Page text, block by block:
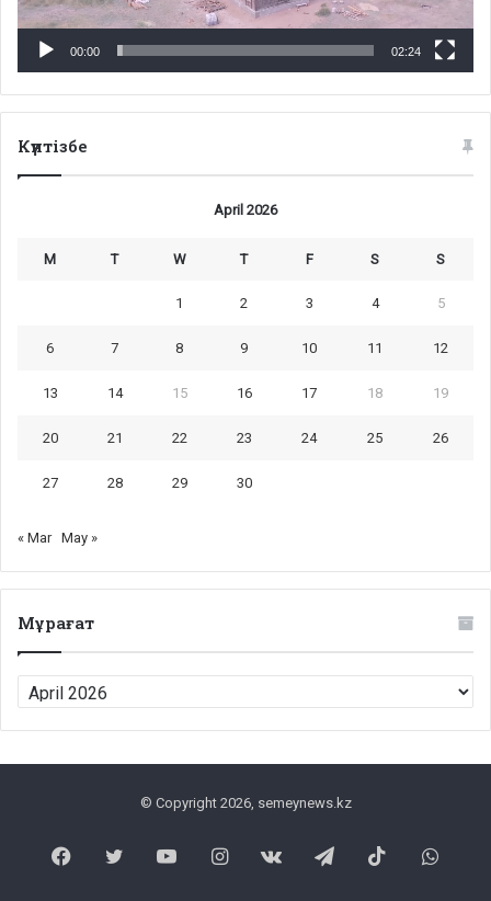
00:00 02:24
Күнтізбе
April 2026
M T W T F S S
1 2 3 4 5
6 7 8 9 10 11 12
13 14 15 16 17 18 19
20 21 22 23 24 25 26
27 28 29 30
« Mar May »
Мұрағат
Мұрағат
© Copyright 2026, semeynews.kz
FacebookTwitterYouTubeInstagramvk.comTelegramTikTok